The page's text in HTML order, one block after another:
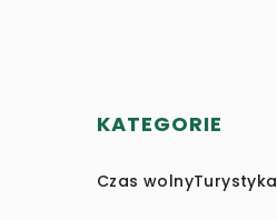
KATEGORIE
Czas wolnyTurystyka